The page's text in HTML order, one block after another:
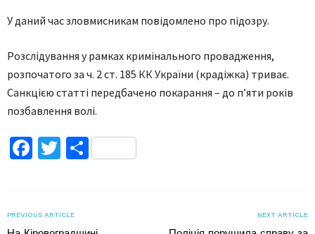
У даний час зловмисникам повідомлено про підозру.
Розслідування у рамках кримінального провадження,
розпочатого за ч. 2 ст. 185 КК України (крадіжка) триває.
Санкцією статті передбачено покарання – до п’яти років
позбавлення волі.
Facebook
TwitterПоділитися
PREVIOUS ARTICLE NEXT ARTICLE